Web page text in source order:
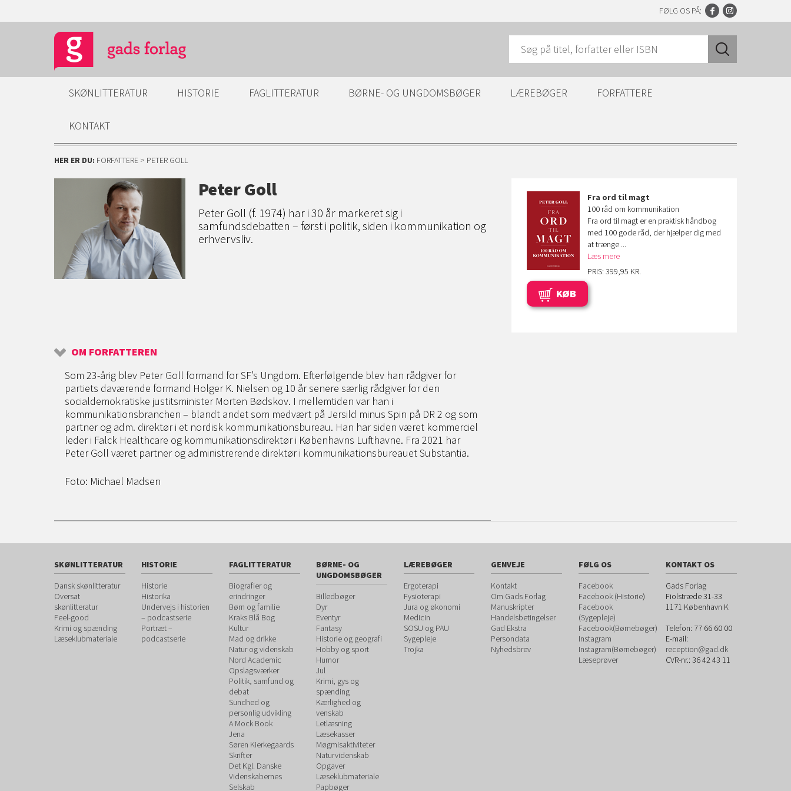
FØLG OS PÅ:
SKØNLITTERATUR HISTORIE FAGLITTERATUR BØRNE- OG UNGDOMSBØGER LÆREBØGER FORFATTERE
KONTAKT
HER ER DU: FORFATTERE > PETER GOLL
Peter Goll
Peter Goll (f. 1974) har i 30 år markeret sig i
samfundsdebatten – først i politik, siden i kommunikation og
erhvervsliv.
OM FORFATTEREN
Som 23-årig blev Peter Goll formand for SF’s Ungdom. Efterfølgende blev han rådgiver for
partiets daværende formand Holger K. Nielsen og 10 år senere særlig rådgiver for den
socialdemokratiske justitsminister Morten Bødskov. I mellemtiden var han i
kommunikationsbranchen – blandt andet som medvært på Jersild minus Spin på DR 2 og som
partner og adm. direktør i et nordisk kommunikationsbureau. Han har siden været kommerciel
leder i Falck Healthcare og kommunikationsdirektør i Københavns Lufthavne. Fra 2021 har
Peter Goll været partner og administrerende direktør i kommunikationsbureauet Substantia.
Foto: Michael Madsen
Fra ord til magt
100 råd om kommunikation
Fra ord til magt er en praktisk håndbog
med 100 gode råd, der hjælper dig med
at trænge ...
Læs mere
PRIS: 399,95 KR.
KØB
SKØNLITTERATUR
Dansk skønlitteratur
Oversat
skønlitteratur
Feel-good
Krimi og spænding
Læseklubmateriale
HISTORIE
Historie
Historika
Undervejs i historien
– podcastserie
Portræt –
podcastserie
FAGLITTERATUR
Biografier og
erindringer
Børn og familie
Kraks Blå Bog
Kultur
Mad og drikke
Natur og videnskab
Nord Academic
Opslagsværker
Politik, samfund og
debat
Sundhed og
personlig udvikling
A Mock Book
Jena
Søren Kierkegaards
Skrifter
Det Kgl. Danske
Videnskabernes
Selskab
BØRNE- OG
UNGDOMSBØGER
Billedbøger
Dyr
Eventyr
Fantasy
Historie og geografi
Hobby og sport
Humor
Jul
Krimi, gys og
spænding
Kærlighed og
venskab
Letlæsning
Læsekasser
Møgmisaktiviteter
Naturvidenskab
Opgaver
Læseklubmateriale
Papbøger
LÆREBØGER
Ergoterapi
Fysioterapi
Jura og økonomi
Medicin
SOSU og PAU
Sygepleje
Trojka
GENVEJE
Kontakt
Om Gads Forlag
Manuskripter
Handelsbetingelser
Gad Ekstra
Persondata
Nyhedsbrev
FØLG OS
Facebook
Facebook (Historie)
Facebook
(Sygepleje)
Facebook(Børnebøger)
Instagram
Instagram(Børnebøger)
Læseprøver
KONTAKT OS
Gads Forlag
Fiolstræde 31-33
1171 København K
Telefon: 77 66 60 00
E-mail:
reception@gad.dk
CVR-nr.: 36 42 43 11